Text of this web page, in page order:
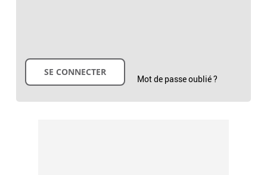
Mot de passe oublié ?